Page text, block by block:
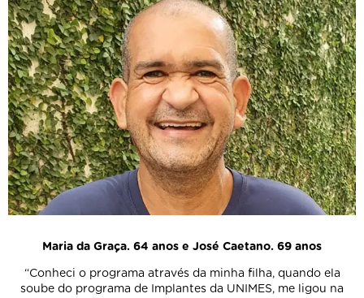
Maria da Graça. 64 anos e José Caetano. 69 anos
“Conheci o programa através da minha filha, quando ela
soube do programa de Implantes da UNIMES, me ligou na